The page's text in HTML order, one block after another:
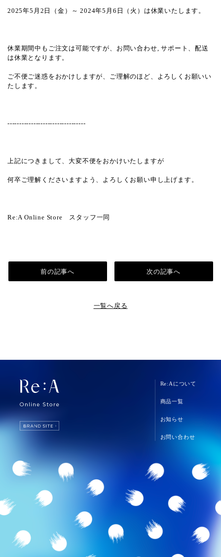
2025年5月2日（金）～ 2024年5月6日（火）は休業いたします。
休業期間中もご注文は可能ですが、お問い合わせ, サポート、配送
は休業となります。
ご不便ご迷惑をおかけしますが、ご理解のほど、よろしくお願いい
たします。
---------------------------------
上記につきまして、大変不便をおかけいたしますが
何卒ご理解くださいますよう、よろしくお願い申し上げます。
Re:A Online Store スタッフ一同
前の記事へ
一覧へ戻る
次の記事へ
Re:Aについて
商品一覧
お知らせ
お問い合わせ